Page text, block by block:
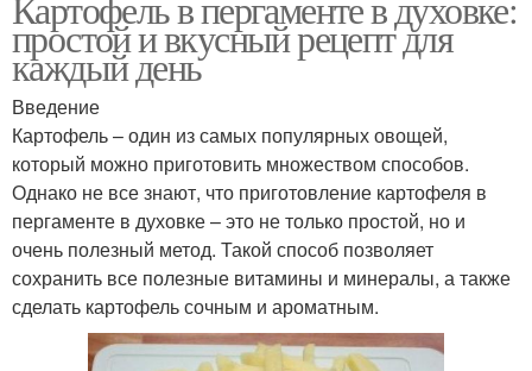
простой и вкусный рецепт для
каждый день
Введение
Картофель – один из самых популярных овощей,
который можно приготовить множеством способов.
Однако не все знают, что приготовление картофеля в
пергаменте в духовке – это не только простой, но и
очень полезный метод. Такой способ позволяет
сохранить все полезные витамины и минералы, а также
сделать картофель сочным и ароматным.